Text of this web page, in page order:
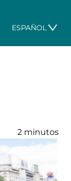
ESPAÑOL
2 minutos